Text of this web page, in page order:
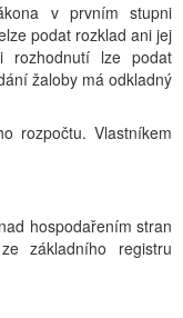
v prvním stupni
podat rozklad ani jej
rozhodnutí lze podat
žaloby má odkladný
rozpočtu. Vlastníkem
hospodařením stran
základního registru